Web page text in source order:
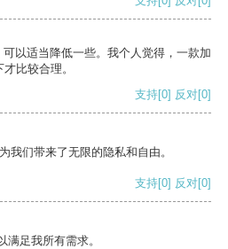
以适当降低一些。我个人觉得，一款加
比较合理。
支持[0] 反对[0]
我们带来了无限的隐私和自由。
支持[0] 反对[0]
足我所有需求。